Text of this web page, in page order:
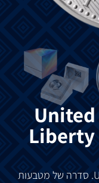
United
Liberty
סדרה של מטבעות